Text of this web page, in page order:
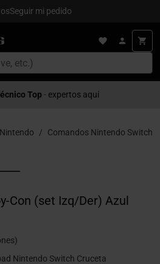
Seguir mi pedido
Top - expertos aquí
Nintendo Comandos Nintendo Switch
Con (set Izq/Der) Azul
Nintendo Switch Cruceta